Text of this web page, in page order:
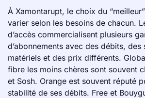
À Xamontarupt, le choix du
varier selon les besoins de chacun.
d’accès commercialisent plusieurs
d’abonnements avec des débits, des
matériels et des prix différents.
fibre les moins chères sont souvent
et Sosh. Orange est souvent réputé
stabilité de ses débits. Free et